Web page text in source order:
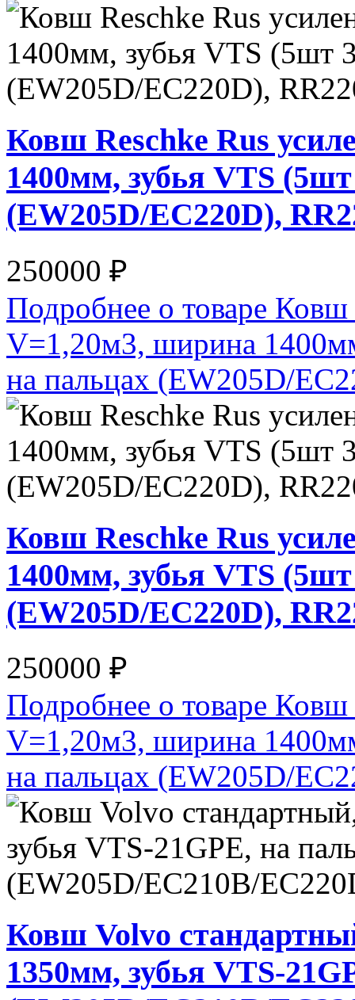
Ковш Reschke Rus
1400мм, зубья VTS
(EW205D/EC220D),
250000 ₽
Подробнее о товаре
V=1,20м3, ширина
на пальцах (EW205D/
Ковш Reschke Rus
1400мм, зубья VTS
(EW205D/EC220D),
250000 ₽
Подробнее о товаре
V=1,20м3, ширина
на пальцах (EW205D/
Ковш Volvo
1350мм, зубья VTS-